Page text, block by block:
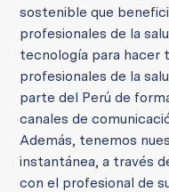
sostenible que
profesionales de la
tecnología para hacer
profesionales de la
parte del Perú de
canales de
Además, tenemos
instantánea, a través
con el profesional de